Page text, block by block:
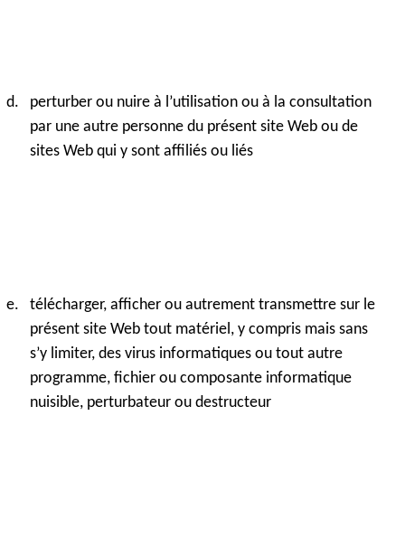
perturber ou nuire à l’utilisation ou à la consultation
par une autre personne du présent site Web ou de
sites Web qui y sont affiliés ou liés
télécharger, afficher ou autrement transmettre sur le
présent site Web tout matériel, y compris mais sans
s’y limiter, des virus informatiques ou tout autre
programme, fichier ou composante informatique
nuisible, perturbateur ou destructeur